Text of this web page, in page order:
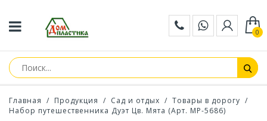
0
Главная / Продукция / Сад и отдых / Товары в дорогу /
Набор путешественника Дуэт Цв. Мята (Арт. МР-5686)